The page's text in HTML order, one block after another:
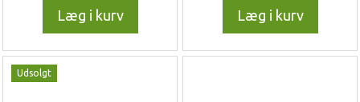
Læg i kurv Læg i kurv
Udsolgt